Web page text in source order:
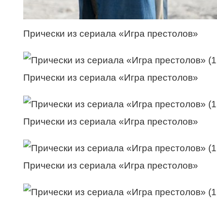
Прически из сериала «Игра престолов»
Прически из сериала «Игра престолов»
Прически из сериала «Игра престолов»
Прически из сериала «Игра престолов»